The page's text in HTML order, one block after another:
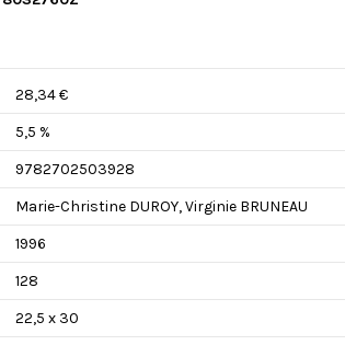
28,34 €
5,5 %
9782702503928
Marie-Christine DUROY,Virginie BRUNEAU
1996
128
22,5 x 30